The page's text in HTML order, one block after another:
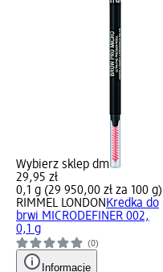
Wybierz sklep dm
29,95 zł
0,1 g (29 950,00 zł za 100 g)
RIMMEL LONDON Kredka do
brwi MICRODEFINER 002,
0,1 g
(0)
Informacje